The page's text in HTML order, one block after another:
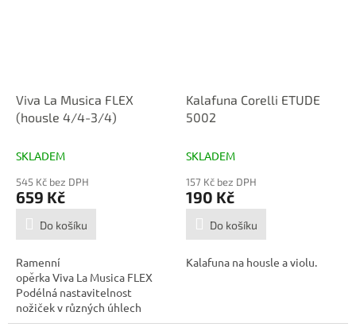
Viva La Musica FLEX
(housle 4/4-3/4)
SKLADEM
545 Kč bez DPH
659 Kč
Do košíku
Ramenní
opěrka Viva La Musica FLEX
Podélná nastavitelnost
nožiček v různých úhlech
Materiál: plast...
Kalafuna Corelli ETUDE
5002
SKLADEM
157 Kč bez DPH
190 Kč
Do košíku
Kalafuna na housle a violu.